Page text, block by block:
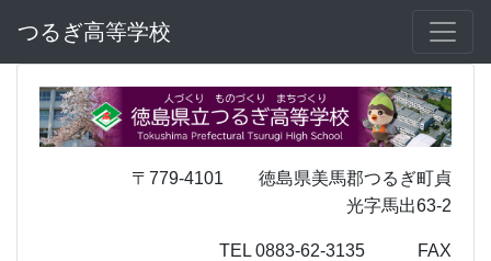
つるぎ高等学校
〒779-4101 徳島県美馬郡つるぎ町貞
光字馬出63-2
TEL 0883-62-3135 FAX